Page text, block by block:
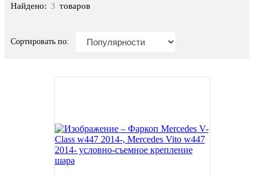
Найдено: 3 товаров
Сортировать по: